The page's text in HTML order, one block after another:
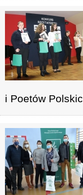
i Poetów